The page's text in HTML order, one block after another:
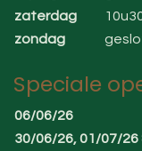
zaterdag
zondag
Speciale
06/06/26
30/06/26, 01/07/26